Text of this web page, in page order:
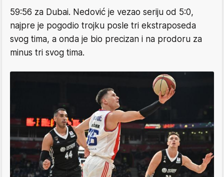
59:56 za Dubai. Nedović je vezao seriju od 5:0,
najpre je pogodio trojku posle tri ekstraposeda
svog tima, a onda je bio precizan i na prodoru za
minus tri svog tima.